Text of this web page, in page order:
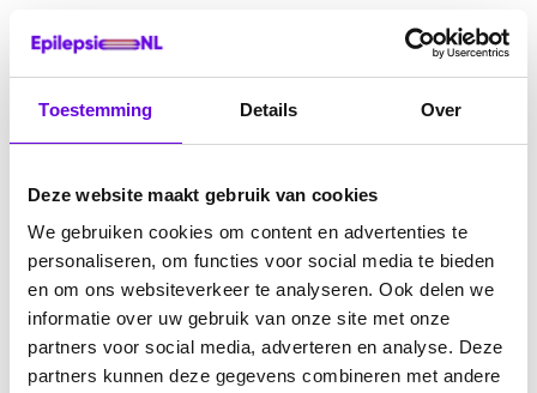
Toestemming Details Over
Deze website maakt gebruik van cookies
We gebruiken cookies om content en advertenties te
personaliseren, om functies voor social media te bieden
en om ons websiteverkeer te analyseren. Ook delen we
informatie over uw gebruik van onze site met onze
partners voor social media, adverteren en analyse. Deze
partners kunnen deze gegevens combineren met andere